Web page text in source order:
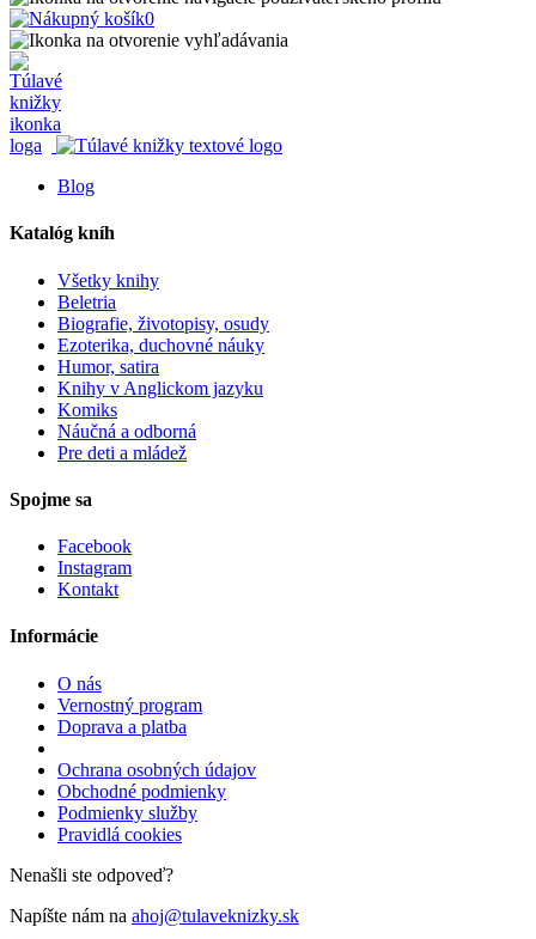
0
Blog
Katalóg kníh
Všetky knihy
Beletria
Biografie, životopisy, osudy
Ezoterika, duchovné náuky
Humor, satira
Knihy v Anglickom jazyku
Komiks
Náučná a odborná
Pre deti a mládež
Spojme sa
Facebook
Instagram
Kontakt
Informácie
O nás
Vernostný program
Doprava a platba
Ochrana osobných údajov
Obchodné podmienky
Podmienky služby
Pravidlá cookies
Nenašli ste odpoveď?
Napíšte nám na ahoj@tulaveknizky.sk